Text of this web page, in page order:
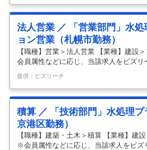
ています。 今回お任せしたい業務は以
プラントに使用する各種機器（自社製
の製作工場へ赴き品質管理をおこなって
水処理プラント機器の検査業務（国内・
※における製品検査業務 ※当社の自社
…
法人営業 ／ 「営業部門」水
ョン営業（札幌市勤務）
【職種】営業＞法人営業 【業種】建設
会員属性などに応じ、当該求人をビズ
異なる場合があります 当営業部門は、
理施設、し尿処理施設、民間工場など
それらプラントに付随する機器類に対
託するための活動を行います。 また自
に伴う料金収入減少や下水道職員の不
中、 「維持管理・更新をいかに持続可
となっています。 こうした状況を受け
築）を中長期 …
提供：ビズリーチ
積算 ／ 「技術部門」水処理
京港区勤務）
【職種】建築・土木＞積算 【業種】建
※会員属性などに応じ、当該求人をビズ